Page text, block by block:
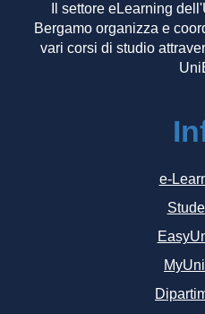
Il settore eLearning
Bergamo organizza e
vari corsi di studio
e-